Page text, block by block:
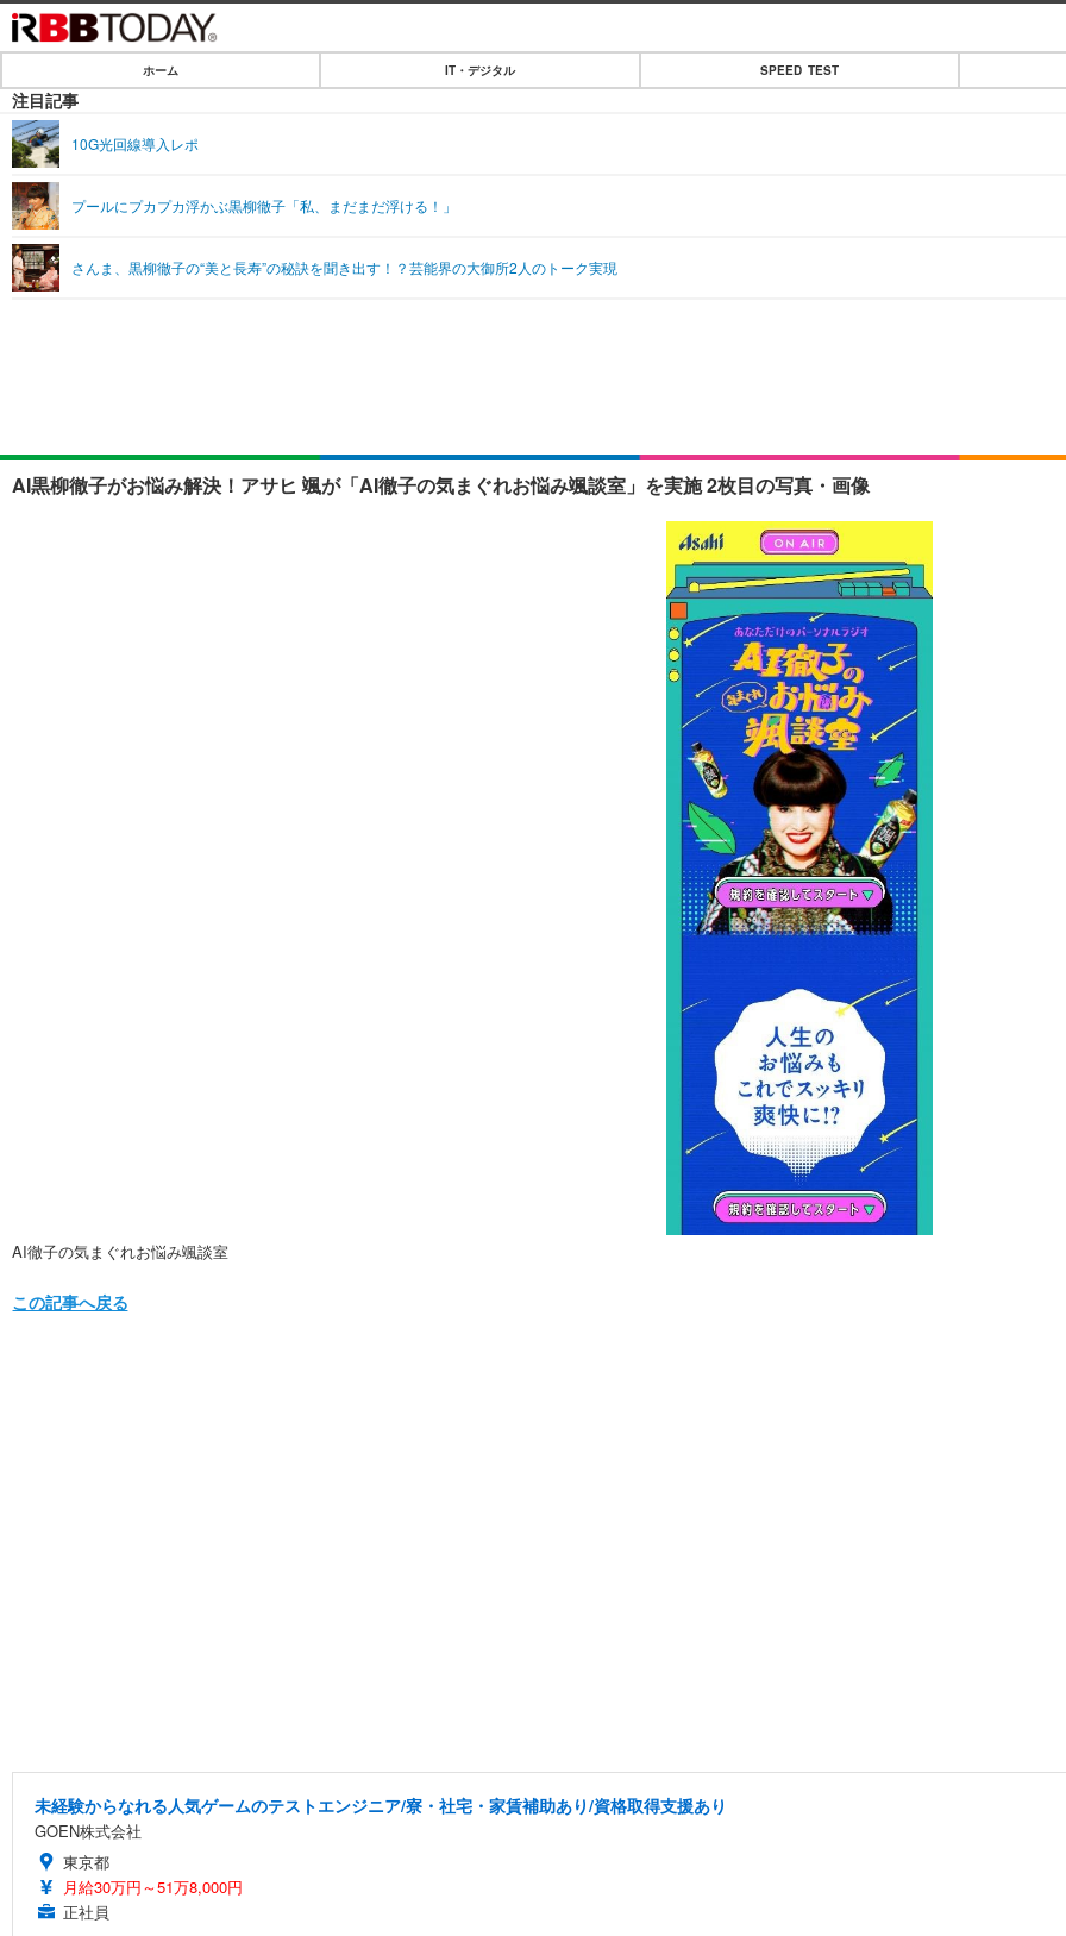
IT・デジタル
ショッピング
SPEED TEST
エンタメ
エンタメTOP
ショッピング
ライフ
ホーム IT・デジタル SPEED TEST
注目記事
10G光回線導入レポ
プールにプカプカ浮かぶ黒柳徹子「私、まだまだ浮ける！」
さんま、黒柳徹子の“美と長寿”の秘訣を聞き出す！？芸能界の大御所2人のトーク実現
AI黒柳徹子がお悩み解決！アサヒ 颯が「AI徹子の気まぐれお悩み颯談室」を実施 2枚目の写真・画像
AI徹子の気まぐれお悩み颯談室
この記事へ戻る
未経験からなれる人気ゲームのテストエンジニア/寮・社宅・家賃補助あり/資格取得支援あり
GOEN株式会社
東京都
月給30万円～51万8,000円
正社員